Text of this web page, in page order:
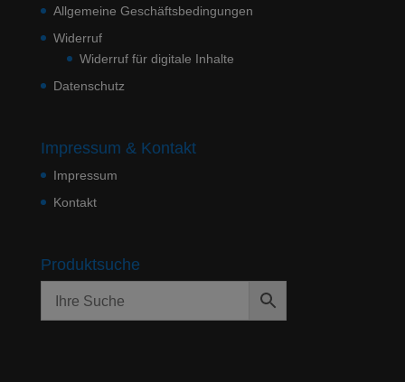
Allgemeine Geschäftsbedingungen
Widerruf
Widerruf für digitale Inhalte
Datenschutz
Impressum & Kontakt
Impressum
Kontakt
Produktsuche